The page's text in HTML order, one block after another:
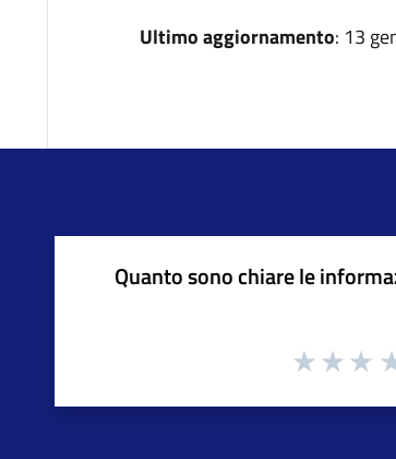
Ultimo aggiornamento: 13
Quanto sono chiare le